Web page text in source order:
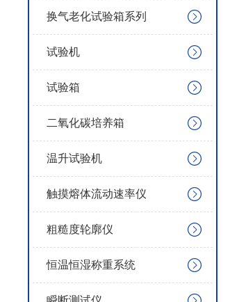
换气老化试验箱系列
试验机
试验箱
二氧化碳培养箱
温升试验机
触摸熔体流动速率仪
粗糙度轮廓仪
恒温恒湿称重系统